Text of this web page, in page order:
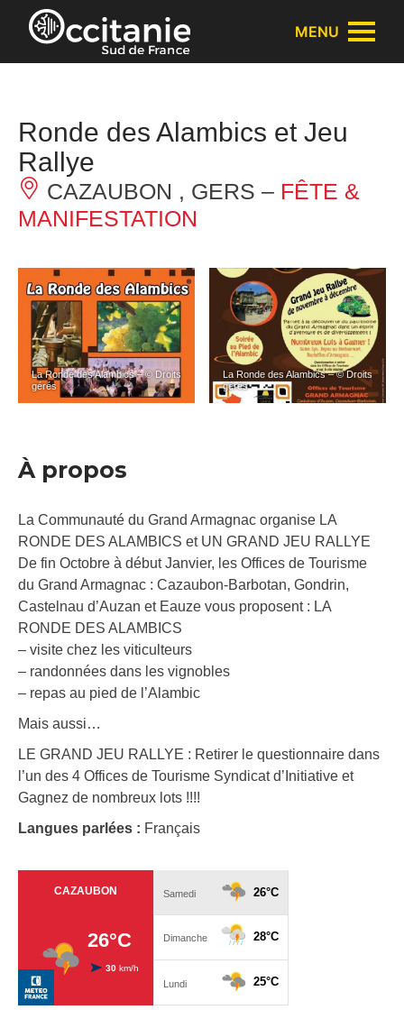
Panneau de gestion des cookies
MENU
Ronde des Alambics et Jeu
Rallye
CAZAUBON , GERS – FÊTE &
MANIFESTATION
La Ronde des Alambics – © Droits
gérés
La Ronde des Alambics – © Droits
gérés
À propos
La Communauté du Grand Armagnac organise LA
RONDE DES ALAMBICS et UN GRAND JEU RALLYE
De fin Octobre à début Janvier, les Offices de Tourisme
du Grand Armagnac : Cazaubon-Barbotan, Gondrin,
Castelnau d’Auzan et Eauze vous proposent : LA
RONDE DES ALAMBICS
– visite chez les viticulteurs
– randonnées dans les vignobles
– repas au pied de l’Alambic
Mais aussi…
LE GRAND JEU RALLYE : Retirer le questionnaire dans
l’un des 4 Offices de Tourisme Syndicat d’Initiative et
Gagnez de nombreux lots !!!!
Langues parlées : Français